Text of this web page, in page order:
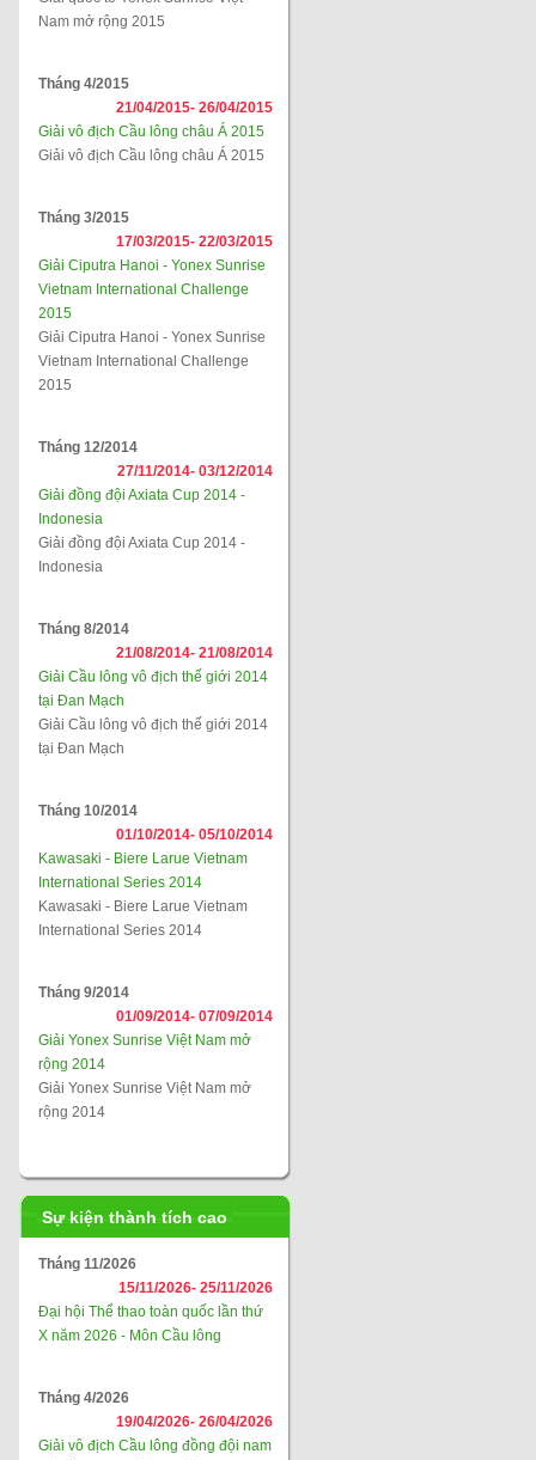
Nam mở rộng 2015
Tháng 4/2015
21/04/2015- 26/04/2015
Giải vô địch Cầu lông châu Á 2015
Giải vô địch Cầu lông châu Á 2015
Tháng 3/2015
17/03/2015- 22/03/2015
Giải Ciputra Hanoi - Yonex Sunrise
Vietnam International Challenge
2015
Giải Ciputra Hanoi - Yonex Sunrise
Vietnam International Challenge
2015
Tháng 12/2014
27/11/2014- 03/12/2014
Giải đồng đội Axiata Cup 2014 -
Indonesia
Giải đồng đội Axiata Cup 2014 -
Indonesia
Tháng 8/2014
21/08/2014- 21/08/2014
Giải Cầu lông vô địch thế giới 2014
tại Đan Mạch
Giải Cầu lông vô địch thế giới 2014
tại Đan Mạch
Tháng 10/2014
01/10/2014- 05/10/2014
Kawasaki - Biere Larue Vietnam
International Series 2014
Kawasaki - Biere Larue Vietnam
International Series 2014
Tháng 9/2014
01/09/2014- 07/09/2014
Giải Yonex Sunrise Việt Nam mở
rộng 2014
Giải Yonex Sunrise Việt Nam mở
rộng 2014
Sự kiện thành tích cao
Tháng 11/2026
15/11/2026- 25/11/2026
Đại hội Thể thao toàn quốc lần thứ
X năm 2026 - Môn Cầu lông
Tháng 4/2026
19/04/2026- 26/04/2026
Giải vô địch Cầu lông đồng đội nam